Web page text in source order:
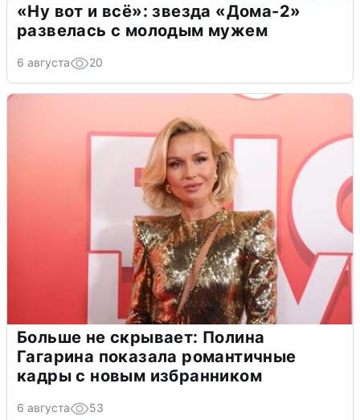
«Ну вот и всё»: звезда «Дома-2»
развелась с молодым мужем
6 августа 20
Больше не скрывает: Полина
Гагарина показала романтичные
кадры с новым избранником
6 августа 53